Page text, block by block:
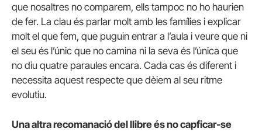
que nosaltres no comparem, ells tampoc no ho haurien
de fer. La clau és parlar molt amb les famílies i explicar
molt el que fem, que puguin entrar a l’aula i veure que ni
el seu és l’únic que no camina ni la seva és l’única que
no diu quatre paraules encara. Cada cas és diferent i
necessita aquest respecte que dèiem al seu ritme
evolutiu.
Una altra recomanació del llibre és no capficar-se